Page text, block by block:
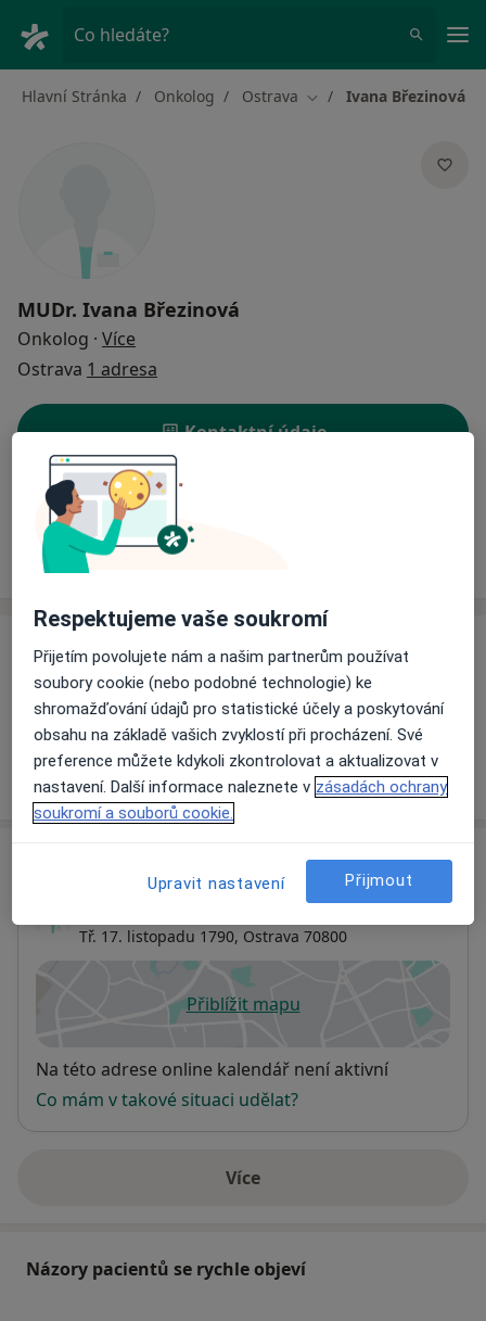
Co hledáte?
Hlavní Stránka Onkolog Ostrava Změna města
Ivana Březinová
MUDr. Ivana Březinová
Onkolog · Více
Ostrava 1 adresa
Kontaktní údaje
Rezervovat termín
Ceník
Ceník
Informace o službách a cenách nejsou k dispozici
Tento specialista ještě nepřidával žádné informace o
svých službách.
Tř. 17. listopadu 1790, Ostrava 70800
Přiblížit mapuse otevře v nové záložce
Dostupnost
Na této adrese online kalendář není aktivní
Co mám v takové situaci udělat?
Víceo adrese
Názory pacientů se rychle objeví
Respektujeme vaše soukromí
Přijetím povolujete nám a našim partnerům používat
soubory cookie (nebo podobné technologie) ke
shromažďování údajů pro statistické účely a poskytování
obsahu na základě vašich zvyklostí při procházení. Své
preference můžete kdykoli zkontrolovat a aktualizovat v
nastavení. Další informace naleznete v zásadách ochrany
soukromí a souborů cookie.
Upravit nastavení Přijmout